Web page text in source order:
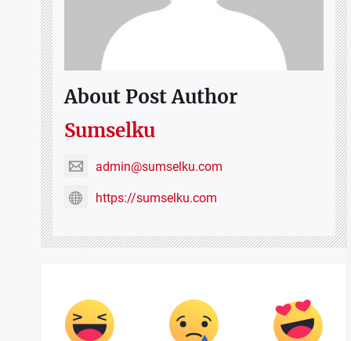
About Post Author
Sumselku
admin@sumselku.com
https://sumselku.com